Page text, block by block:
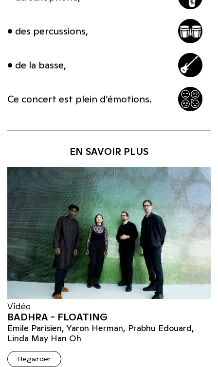
• des percussions,
• de la basse,
Ce concert est plein d’émotions.
EN SAVOIR PLUS
Vidéo
BADHRA - FLOATING
Emile Parisien, Yaron Herman, Prabhu Edouard,
Linda May Han Oh
Regarder